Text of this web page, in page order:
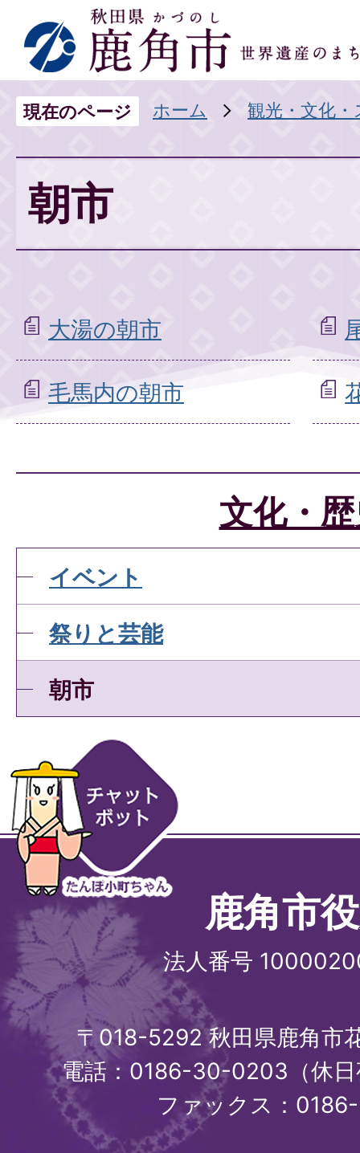
現在のページ ホーム 観光・文化
朝市
大湯の朝市
毛馬内の朝市
文化・
イベント
祭りと芸能
朝市
鹿角市
法人番号
〒018-5292 秋田県鹿角市
電話：0186-30-0203（休
ファックス：